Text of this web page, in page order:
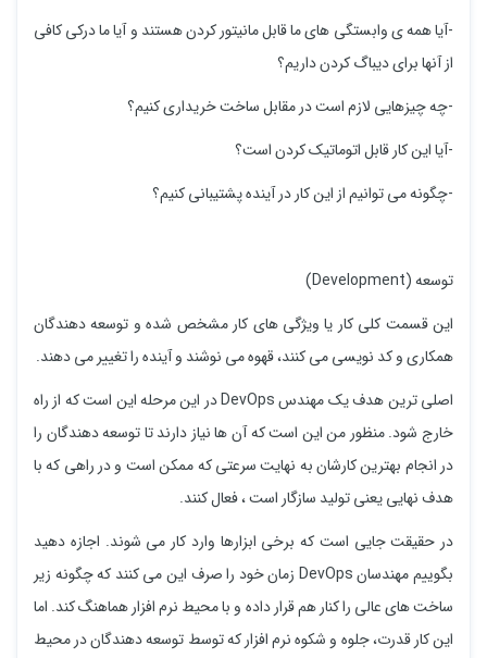
-آیا همه ی وابستگی های ما قابل مانیتور کردن هستند و آیا ما درکی کافی
از آنها برای دیباگ کردن داریم؟
-چه چیزهایی لازم است در مقابل ساخت خریداری کنیم؟
-آیا این کار قابل اتوماتیک کردن است؟
-چگونه می توانیم از این کار در آینده پشتیبانی کنیم؟
توسعه (Development)
این قسمت کلی کار یا ویژگی های کار مشخص شده و توسعه دهندگان
همکاری و کد نویسی می کنند، قهوه می نوشند و آینده را تغییر می دهند.
اصلی ترین هدف یک مهندس DevOps در این مرحله این است که از راه
خارج شود. منظور من این است که آن ها نیاز دارند تا توسعه دهندگان را
در انجام بهترین کارشان به نهایت سرعتی که ممکن است و در راهی که با
هدف نهایی یعنی تولید سازگار است ، فعال کنند.
در حقیقت جایی است که برخی ابزارها وارد کار می شوند. اجازه دهید
بگوییم مهندسان DevOps زمان خود را صرف این می کنند که چگونه زیر
ساخت های عالی را کنار هم قرار داده و با محیط نرم افزار هماهنگ کند. اما
این کار قدرت، جلوه و شکوه نرم افزار که توسط توسعه دهندگان در محیط